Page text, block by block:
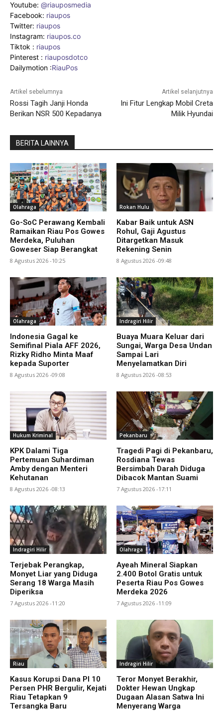
Youtube: @riauposmedia
Facebook: riaupos
Twitter: riaupos
Instagram: riaupos.co
Tiktok : riaupos
Pinterest : riauposdotco
Dailymotion :RiauPos
Artikel sebelumnya
Rossi Tagih Janji Honda
Berikan NSR 500 Kepadanya
Artikel selanjutnya
Ini Fitur Lengkap Mobil Creta
Milik Hyundai
BERITA LAINNYA
Olahraga
Go-SoC Perawang Kembali
Ramaikan Riau Pos Gowes
Merdeka, Puluhan
Goweser Siap Berangkat
8 Agustus 2026 -10:25
Rokan Hulu
Kabar Baik untuk ASN
Rohul, Gaji Agustus
Ditargetkan Masuk
Rekening Senin
8 Agustus 2026 -09:48
Olahraga
Indonesia Gagal ke
Semifinal Piala AFF 2026,
Rizky Ridho Minta Maaf
kepada Suporter
8 Agustus 2026 -09:08
Indragiri Hilir
Buaya Muara Keluar dari
Sungai, Warga Desa Undan
Sampai Lari
Menyelamatkan Diri
8 Agustus 2026 -08:53
Hukum Kriminal
KPK Dalami Tiga
Pertemuan Suhardiman
Amby dengan Menteri
Kehutanan
8 Agustus 2026 -08:13
Pekanbaru
Tragedi Pagi di Pekanbaru,
Rosdiana Tewas
Bersimbah Darah Diduga
Dibacok Mantan Suami
7 Agustus 2026 -17:11
Indragiri Hilir
Terjebak Perangkap,
Monyet Liar yang Diduga
Serang 18 Warga Masih
Diperiksa
7 Agustus 2026 -11:20
Olahraga
Ayeah Mineral Siapkan
2.400 Botol Gratis untuk
Peserta Riau Pos Gowes
Merdeka 2026
7 Agustus 2026 -11:09
Riau
Kasus Korupsi Dana PI 10
Persen PHR Bergulir, Kejati
Riau Tetapkan 9
Tersangka Baru
Indragiri Hilir
Teror Monyet Berakhir,
Dokter Hewan Ungkap
Dugaan Alasan Satwa Ini
Menyerang Warga